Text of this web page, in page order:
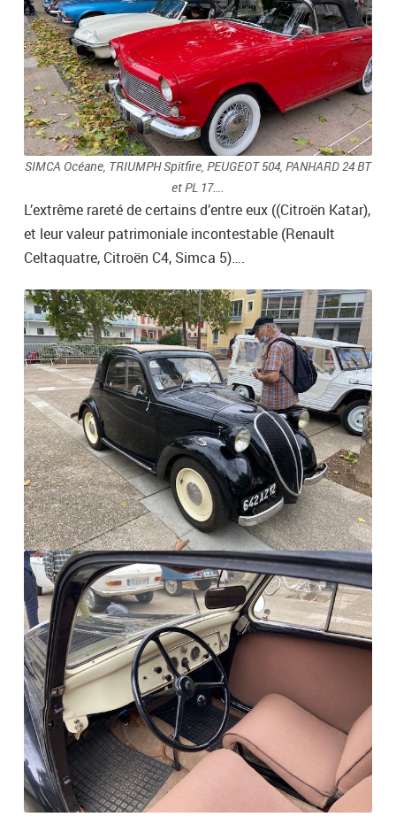
SIMCA Océane, TRIUMPH Spitfire, PEUGEOT 504, PANHARD 24 BT
et PL 17….
L’extrême rareté de certains d’entre eux ((Citroën Katar),
et leur valeur patrimoniale incontestable (Renault
Celtaquatre, Citroën C4, Simca 5)….